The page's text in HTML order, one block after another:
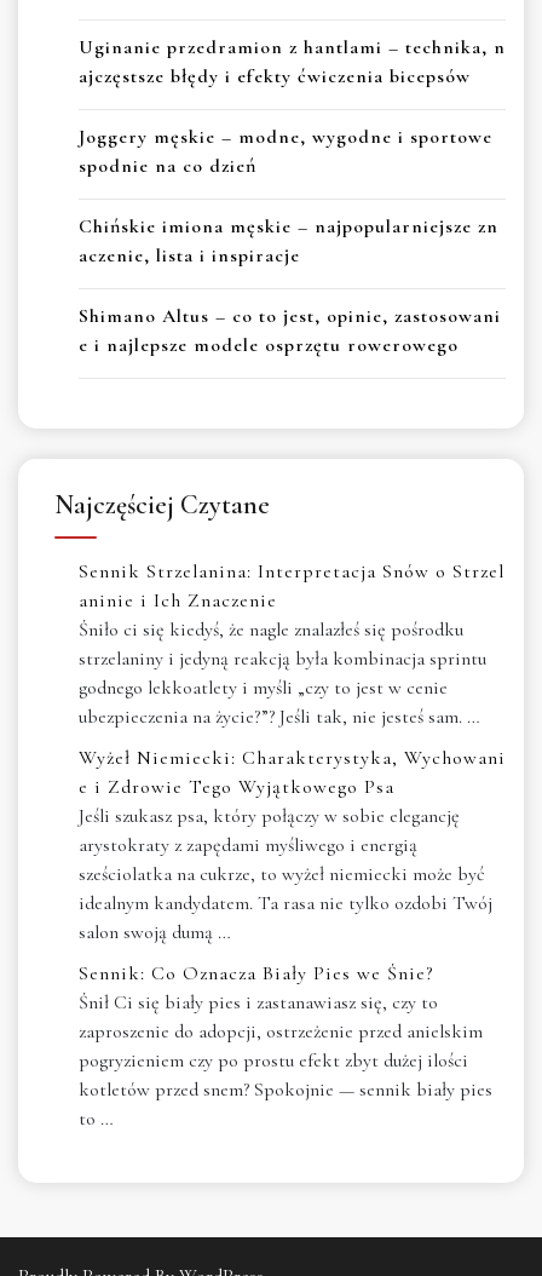
Uginanie przedramion z hantlami – technika, n
ajczęstsze błędy i efekty ćwiczenia bicepsów
Joggery męskie – modne, wygodne i sportowe
spodnie na co dzień
Chińskie imiona męskie – najpopularniejsze zn
aczenie, lista i inspiracje
Shimano Altus – co to jest, opinie, zastosowani
e i najlepsze modele osprzętu rowerowego
Najczęściej Czytane
Sennik Strzelanina: Interpretacja Snów o Strzel
aninie i Ich Znaczenie
Śniło ci się kiedyś, że nagle znalazłeś się pośrodku
strzelaniny i jedyną reakcją była kombinacja sprintu
godnego lekkoatlety i myśli „czy to jest w cenie
ubezpieczenia na życie?”? Jeśli tak, nie jesteś sam. …
Wyżeł Niemiecki: Charakterystyka, Wychowani
e i Zdrowie Tego Wyjątkowego Psa
Jeśli szukasz psa, który połączy w sobie elegancję
arystokraty z zapędami myśliwego i energią
sześciolatka na cukrze, to wyżeł niemiecki może być
idealnym kandydatem. Ta rasa nie tylko ozdobi Twój
salon swoją dumą …
Sennik: Co Oznacza Biały Pies we Śnie?
Śnił Ci się biały pies i zastanawiasz się, czy to
zaproszenie do adopcji, ostrzeżenie przed anielskim
pogryzieniem czy po prostu efekt zbyt dużej ilości
kotletów przed snem? Spokojnie — sennik biały pies
to …